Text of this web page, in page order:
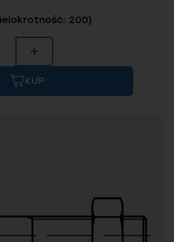
200)
+
KUP